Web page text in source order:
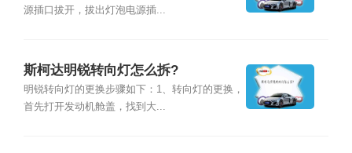
源插口拔开，拔出灯泡电源插...
斯柯达明锐转向灯怎么拆?
明锐转向灯的更换步骤如下：1、转向灯的更换，
首先打开发动机舱盖，找到大...